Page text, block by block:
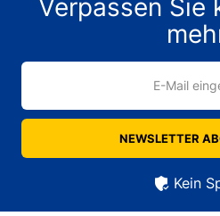
Verpassen Sie
E-Mail
NEWSLETTER
Kein